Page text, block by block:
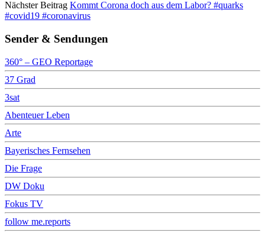
Nächster Beitrag Kommt Corona doch aus dem Labor? #quarks
#covid19 #coronavirus
Sender & Sendungen
360° – GEO Reportage
37 Grad
3sat
Abenteuer Leben
Arte
Bayerisches Fernsehen
Die Frage
DW Doku
Fokus TV
follow me.reports